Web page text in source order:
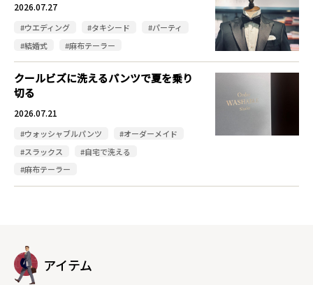
2026.07.27
#ウエディング #タキシード
#パーティ
#結婚式
#麻布テーラー
クールビズに洗えるパンツで夏を乗り
切る
2026.07.21
#ウォッシャブルパンツ
#オーダーメイド
#スラックス
#自宅で洗える
#麻布テーラー
アイテム